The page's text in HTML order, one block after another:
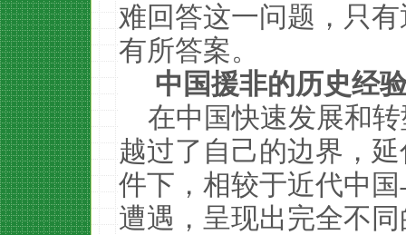
难回答这一问题，只
有所答案。
中国援非的历史经
在中国快速发展和
越过了自己的边界，
件下，相较于近代中
遭遇，呈现出完全不